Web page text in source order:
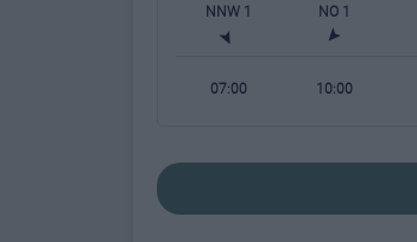
NNW 1 NO 1
07:00 10:00